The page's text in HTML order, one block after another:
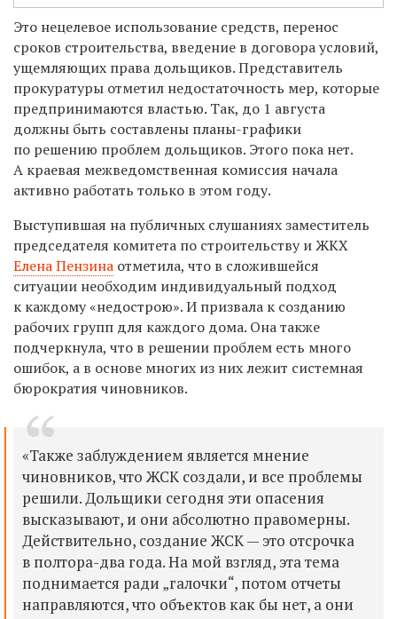
Это нецелевое использование средств, перенос
сроков строительства, введение в договора условий,
ущемляющих права дольщиков. Представитель
прокуратуры отметил недостаточность мер, которые
предпринимаются властью. Так, до 1 августа
должны быть составлены планы-графики
по решению проблем дольщиков. Этого пока нет.
А краевая межведомственная комиссия начала
активно работать только в этом году.
Выступившая на публичных слушаниях заместитель
председателя комитета по строительству и ЖКХ
Елена Пензина отметила, что в сложившейся
ситуации необходим индивидуальный подход
к каждому «недострою». И призвала к созданию
рабочих групп для каждого дома. Она также
подчеркнула, что в решении проблем есть много
ошибок, а в основе многих из них лежит системная
бюрократия чиновников.
«Также заблуждением является мнение
чиновников, что ЖСК создали, и все проблемы
решили. Дольщики сегодня эти опасения
высказывают, и они абсолютно правомерны.
Действительно, создание ЖСК — это отсрочка
в полтора-два года. На мой взгляд, эта тема
поднимается ради „галочки“, потом отчеты
направляются, что объектов как бы нет, а они